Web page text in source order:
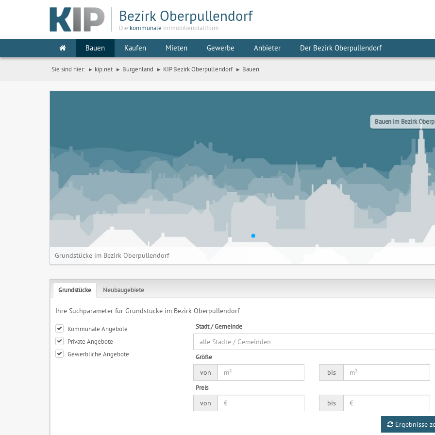
Bezirk Oberpullendorf
Die kommunale Immobilienplattform
Bauen Kaufen Mieten Gewerbe Anbieter Der Bezirk Oberpullendorf
Sie sind hier: kip.net Burgenland KIP Bezirk Oberpullendorf Bauen
Bauen im Bezirk
Grundstücke im Bezirk Oberpullendorf
Grundstücke Neubaugebiete
Ihre Suchparameter für Grundstücke im Bezirk Oberpullendorf
Kommunale Angebote
Private Angebote
Gewerbliche Angebote
Stadt / Gemeinde
alle Städte / Gemeinden
Größe
von
bis
Preis
von
bis
Ergebnisse